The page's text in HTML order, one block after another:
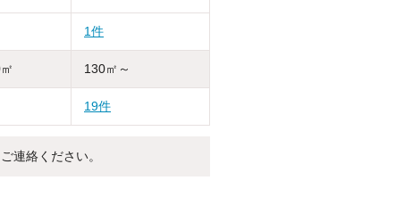
1件
130㎡～
19件
連絡ください。